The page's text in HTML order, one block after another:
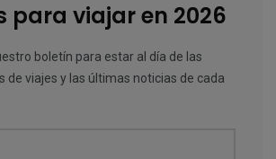
para viajar en 2026
boletín para estar al día de las
de viajes y las últimas noticias de cada